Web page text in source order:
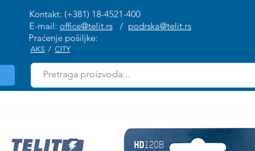
Kontakt: (+381) 18-4521-400
E-mail: office@telit.rs / podrska@telit.rs
Praćenje pošiljke:
AKS / CITY